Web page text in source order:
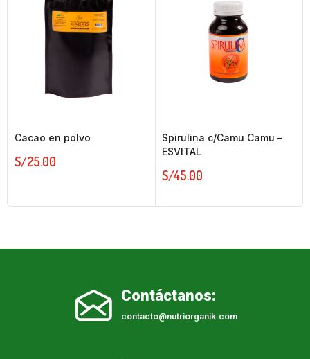
Cacao en polvo
S/25.00
Spirulina c/Camu Camu –
ESVITAL
S/45.00
Contáctanos:
contacto@nutriorganik.com